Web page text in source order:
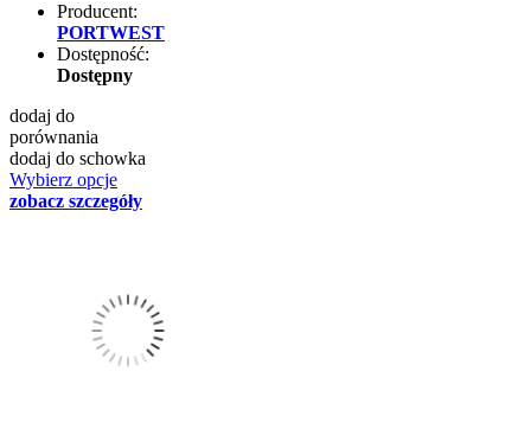
Producent:
PORTWEST
Dostępność:
Dostępny
dodaj do
porównania
dodaj do schowka
Wybierz opcje
zobacz szczegóły